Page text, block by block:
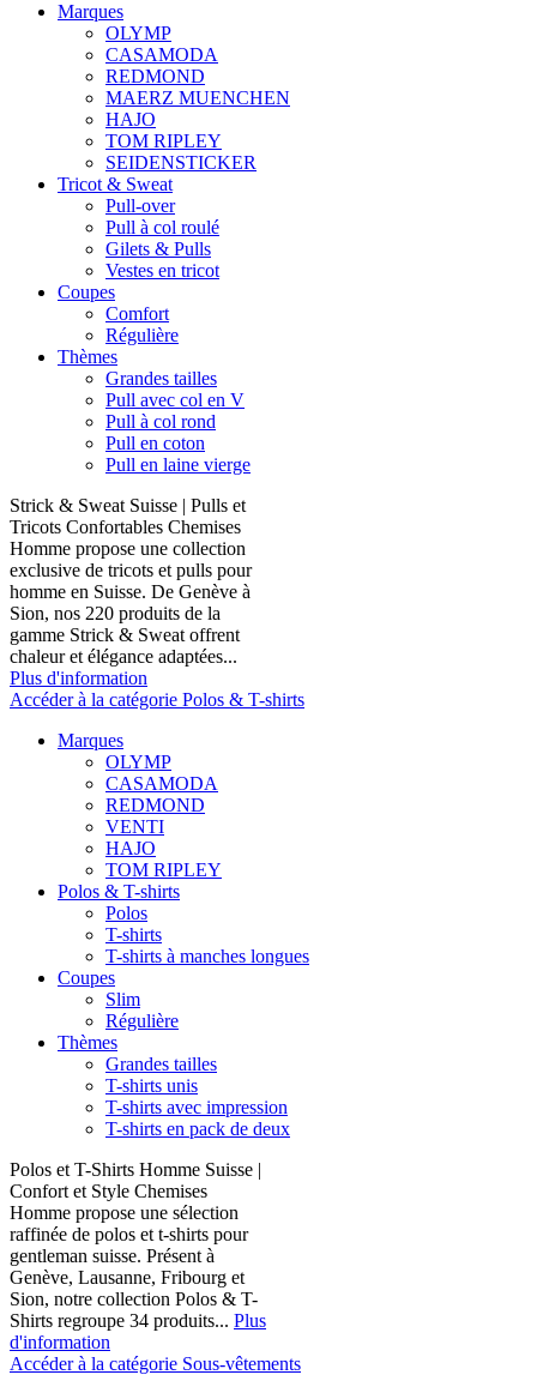
Marques
OLYMP
CASAMODA
REDMOND
MAERZ MUENCHEN
HAJO
TOM RIPLEY
SEIDENSTICKER
Tricot & Sweat
Pull-over
Pull à col roulé
Gilets & Pulls
Vestes en tricot
Coupes
Comfort
Régulière
Thèmes
Grandes tailles
Pull avec col en V
Pull à col rond
Pull en coton
Pull en laine vierge
Strick & Sweat Suisse | Pulls et
Tricots Confortables Chemises
Homme propose une collection
exclusive de tricots et pulls pour
homme en Suisse. De Genève à
Sion, nos 220 produits de la
gamme Strick & Sweat offrent
chaleur et élégance adaptées...
Plus d'information
Accéder à la catégorie Polos & T-shirts
Marques
OLYMP
CASAMODA
REDMOND
VENTI
HAJO
TOM RIPLEY
Polos & T-shirts
Polos
T-shirts
T-shirts à manches longues
Coupes
Slim
Régulière
Thèmes
Grandes tailles
T-shirts unis
T-shirts avec impression
T-shirts en pack de deux
Polos et T-Shirts Homme Suisse |
Confort et Style Chemises
Homme propose une sélection
raffinée de polos et t-shirts pour
gentleman suisse. Présent à
Genève, Lausanne, Fribourg et
Sion, notre collection Polos & T-
Shirts regroupe 34 produits... Plus
d'information
Accéder à la catégorie Sous-vêtements